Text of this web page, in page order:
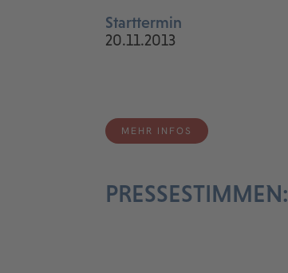
Starttermin
20.11.2013
MEHR INFOS
PRESSESTIMMEN: